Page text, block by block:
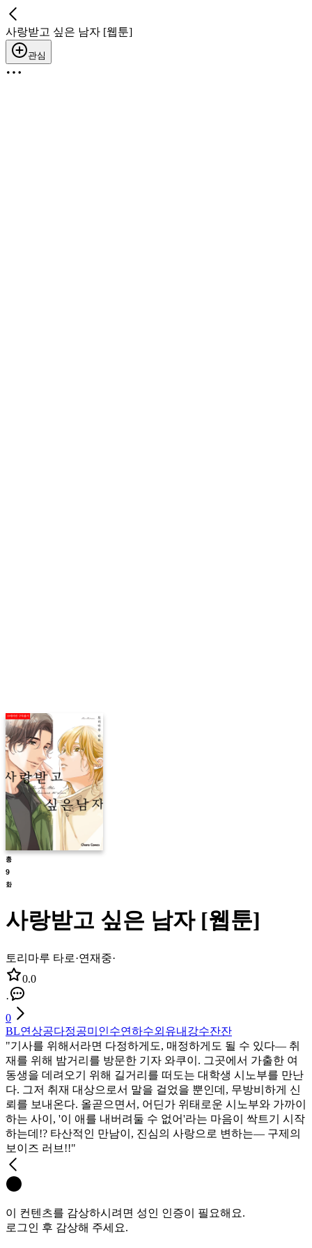
사랑받고 싶은 남자 [웹툰]
관심
사랑받고 싶은 남자 [웹툰]
토리마루 타로·연재중·
0.0
·
0
BL연상공다정공미인수연하수외유내강수잔잔
"기사를 위해서라면 다정하게도, 매정하게도 될 수 있다― 취
재를 위해 밤거리를 방문한 기자 와쿠이. 그곳에서 가출한 여
동생을 데려오기 위해 길거리를 떠도는 대학생 시노부를 만난
다. 그저 취재 대상으로서 말을 걸었을 뿐인데, 무방비하게 신
뢰를 보내온다. 올곧으면서, 어딘가 위태로운 시노부와 가까이
하는 사이, '이 애를 내버려둘 수 없어'라는 마음이 싹트기 시작
하는데!? 타산적인 만남이, 진심의 사랑으로 변하는― 구제의
보이즈 러브!!"
이 컨텐츠를 감상하시려면 성인 인증이 필요해요.
로그인 후 감상해 주세요.